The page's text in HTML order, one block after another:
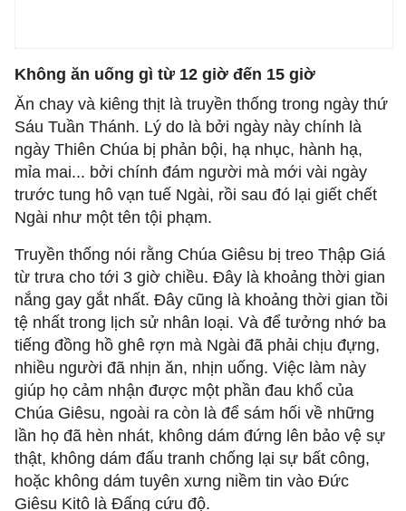
Không ăn uống gì từ 12 giờ đến 15 giờ
Ăn chay và kiêng thịt là truyền thống trong ngày thứ
Sáu Tuần Thánh. Lý do là bởi ngày này chính là
ngày Thiên Chúa bị phản bội, hạ nhục, hành hạ,
mỉa mai... bởi chính đám người mà mới vài ngày
trước tung hô vạn tuế Ngài, rồi sau đó lại giết chết
Ngài như một tên tội phạm.
Truyền thống nói rằng Chúa Giêsu bị treo Thập Giá
từ trưa cho tới 3 giờ chiều. Đây là khoảng thời gian
nắng gay gắt nhất. Đây cũng là khoảng thời gian tồi
tệ nhất trong lịch sử nhân loại. Và để tưởng nhớ ba
tiếng đồng hồ ghê rợn mà Ngài đã phải chịu đựng,
nhiều người đã nhịn ăn, nhịn uống. Việc làm này
giúp họ cảm nhận được một phần đau khổ của
Chúa Giêsu, ngoài ra còn là để sám hối về những
lần họ đã hèn nhát, không dám đứng lên bảo vệ sự
thật, không dám đấu tranh chống lại sự bất công,
hoặc không dám tuyên xưng niềm tin vào Đức
Giêsu Kitô là Đấng cứu độ.